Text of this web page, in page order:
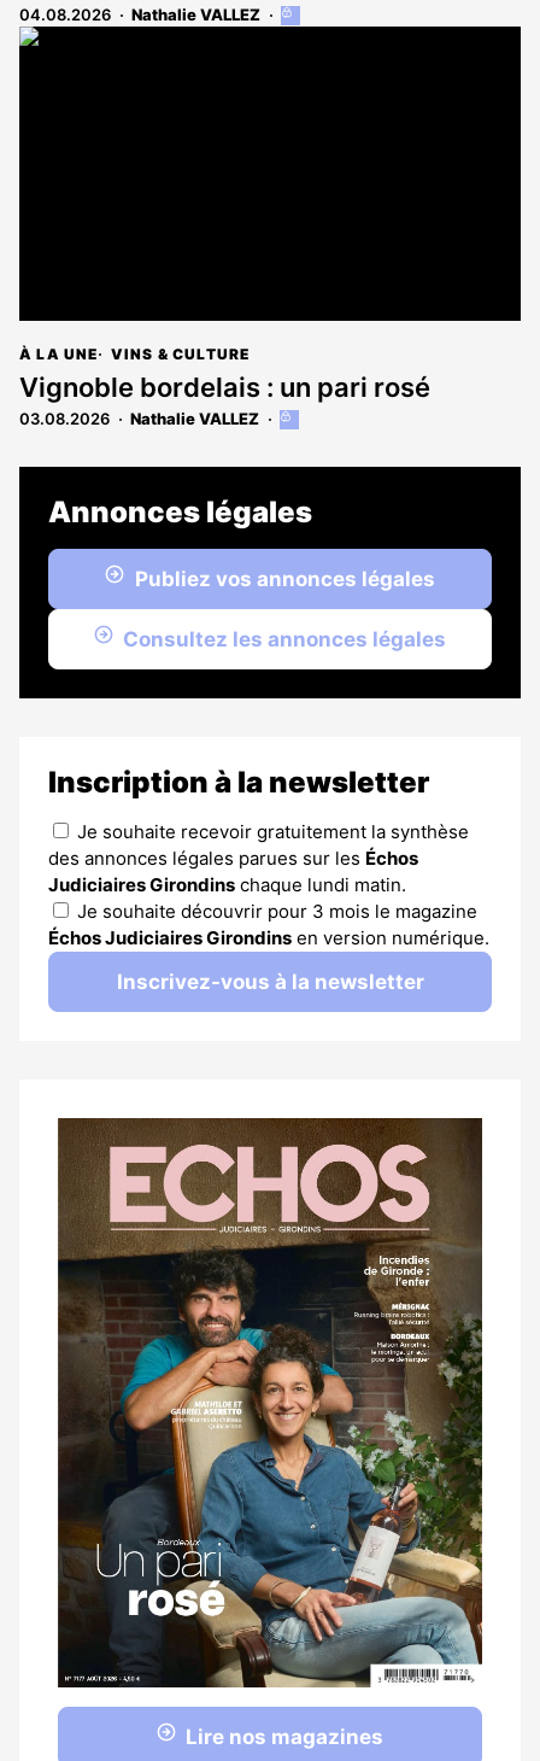
04.08.2026 Nathalie VALLEZ
Cet
À LA UNE VINS & CULTURE
Vignoble bordelais : un pari rosé
03.08.2026 Nathalie VALLEZ
Cet
est
aux
Annonces légales
Publiez vos annonces légales
Consultez les annonces légales
Inscription à la newsletter
Je souhaite recevoir gratuitement la synthèse
des annonces légales parues sur les Échos
Judiciaires Girondins chaque lundi matin.
Je souhaite découvrir pour 3 mois le magazine
Échos Judiciaires Girondins en version numérique.
Inscrivez-vous à la newsletter
Notre
dernier
magazine
Lire nos magazines